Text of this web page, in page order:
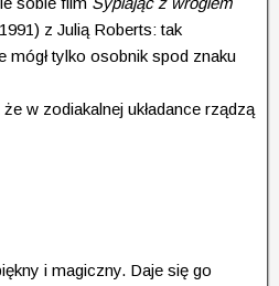
z Julią Roberts: tak
mógł tylko osobnik spod znaku
w zodiakalnej układance rządzą
i magiczny. Daje się go